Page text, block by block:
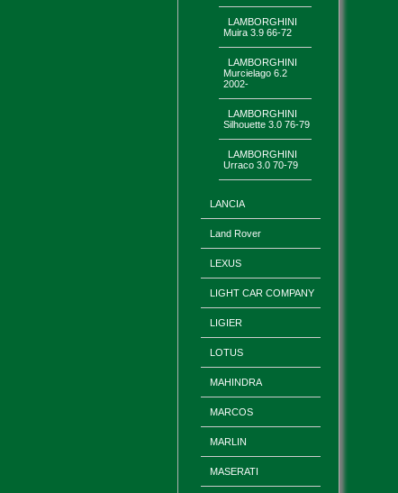
LAMBORGHINI
Muira 3.9 66-72
LAMBORGHINI
Murcielago 6.2
2002-
LAMBORGHINI
Silhouette 3.0 76-79
LAMBORGHINI
Urraco 3.0 70-79
LANCIA
Land Rover
LEXUS
LIGHT CAR COMPANY
LIGIER
LOTUS
MAHINDRA
MARCOS
MARLIN
MASERATI